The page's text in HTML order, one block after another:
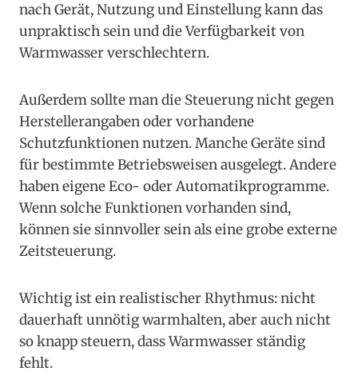
nach Gerät, Nutzung und Einstellung kann das
unpraktisch sein und die Verfügbarkeit von
Warmwasser verschlechtern.
Außerdem sollte man die Steuerung nicht gegen
Herstellerangaben oder vorhandene
Schutzfunktionen nutzen. Manche Geräte sind
für bestimmte Betriebsweisen ausgelegt. Andere
haben eigene Eco- oder Automatikprogramme.
Wenn solche Funktionen vorhanden sind,
können sie sinnvoller sein als eine grobe externe
Zeitsteuerung.
Wichtig ist ein realistischer Rhythmus: nicht
dauerhaft unnötig warmhalten, aber auch nicht
so knapp steuern, dass Warmwasser ständig
fehlt.